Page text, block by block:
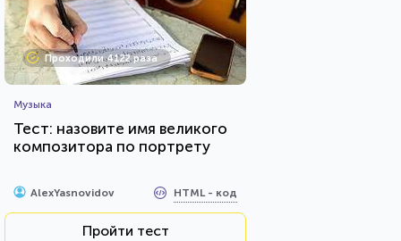
Проходили 4122 раза
Музыка
Тест: назовите имя великого
композитора по портрету
AlexYasnovidov HTML - код
Пройти тест